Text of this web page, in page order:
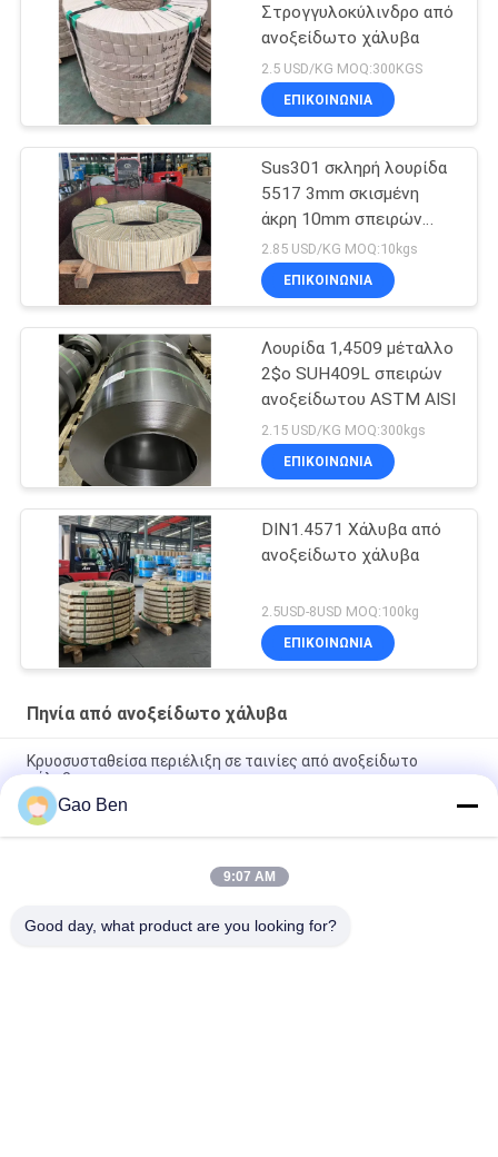
Στρογγυλοκύλινδρο από
ανοξείδωτο χάλυβα
2.5 USD/KG MOQ:300KGS
ΕΠΙΚΟΙΝΩΝΙΑ
Sus301 σκληρή λουρίδα
5517 3mm σκισμένη
άκρη 10mm σπειρών
ανοξείδωτου
2.85 USD/KG MOQ:10kgs
ΕΠΙΚΟΙΝΩΝΙΑ
Λουρίδα 1,4509 μέταλλο
2$ο SUH409L σπειρών
ανοξείδωτου ASTM AISI
2.15 USD/KG MOQ:300kgs
ΕΠΙΚΟΙΝΩΝΙΑ
DIN1.4571 Χάλυβα από
ανοξείδωτο χάλυβα
2.5USD-8USD MOQ:100kg
ΕΠΙΚΟΙΝΩΝΙΑ
Πηνία από ανοξείδωτο χάλυβα
Κρυοσυσταθείσα περιέλιξη σε ταινίες από ανοξείδωτο
χάλυβα
12X17/430/1.4016 AISI 430 Κρύο έλαση από ανοξείδωτο
χάλυβα
Πάχος 0.5mm ASTM A240 AISI 430 Λωρίδα από ανοξείδωτο
Gao Ben
9:07 AM
Good day, what product are you looking for?